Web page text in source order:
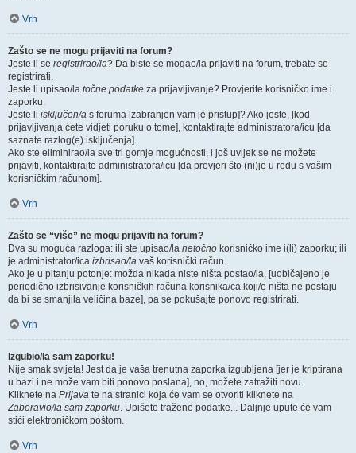
Vrh
Zašto se ne mogu prijaviti na forum?
Jeste li se registrirao/la? Da biste se mogao/la prijaviti na forum, trebate se
registrirati.
Jeste li upisao/la točne podatke za prijavljivanje? Provjerite korisničko ime i
zaporku.
Jeste li isključen/a s foruma [zabranjen vam je pristup]? Ako jeste, [kod
prijavljivanja ćete vidjeti poruku o tome], kontaktirajte administratora/icu [da
saznate razlog(e) isključenja].
Ako ste eliminirao/la sve tri gornje mogućnosti, i još uvijek se ne možete
prijaviti, kontaktirajte administratora/icu [da provjeri što (ni)je u redu s vašim
korisničkim računom].
Vrh
Zašto se “više” ne mogu prijaviti na forum?
Dva su moguća razloga: ili ste upisao/la netočno korisničko ime i(li) zaporku; ili
je administrator/ica izbrisao/la vaš korisnički račun.
Ako je u pitanju potonje: možda nikada niste ništa postao/la, [uobičajeno je
periodično izbrisivanje korisničkih računa korisnika/ca koji/e ništa ne postaju
da bi se smanjila veličina baze], pa se pokušajte ponovo registrirati.
Vrh
Izgubio/la sam zaporku!
Nije smak svijeta! Jest da je vaša trenutna zaporka izgubljena [jer je kriptirana
u bazi i ne može vam biti ponovo poslana], no, možete zatražiti novu.
Kliknete na Prijava te na stranici koja će vam se otvoriti kliknete na
Zaboravio/la sam zaporku. Upišete tražene podatke... Daljnje upute će vam
stići elektroničkom poštom.
Vrh